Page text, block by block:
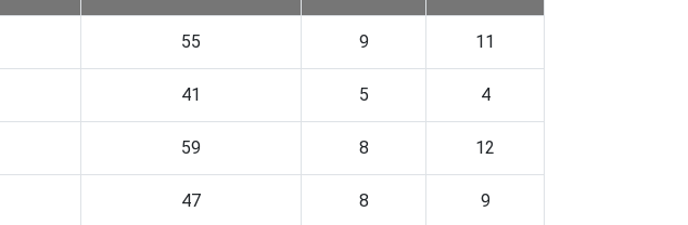
55 9 11
41 5 4
59 8 12
47 8 9